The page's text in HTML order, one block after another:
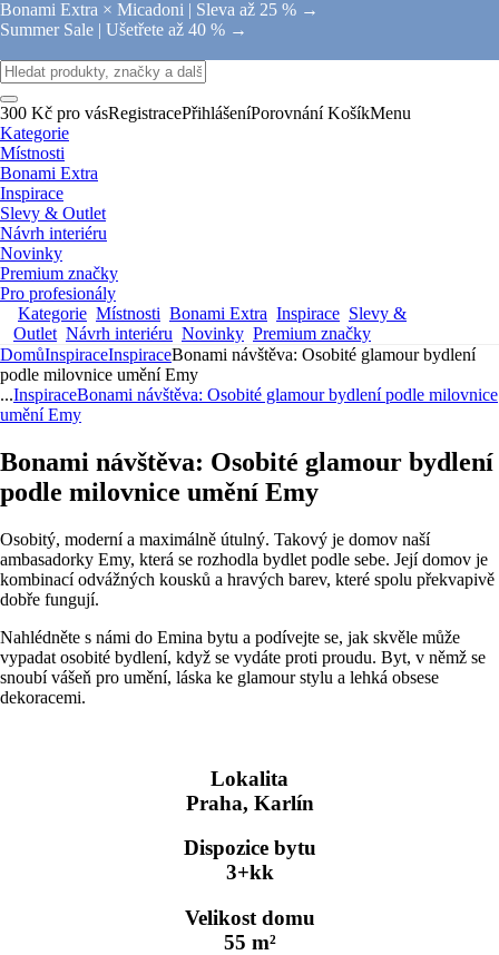
Bonami Extra × Micadoni | Sleva až 25 % →
Summer Sale | Ušetřete až 40 % →
300 Kč pro vásRegistracePřihlášeníPorovnání KošíkMenu
Kategorie
Místnosti
Bonami Extra
Inspirace
Slevy & Outlet
Návrh interiéru
Novinky
Premium značky
Pro profesionály
Kategorie Místnosti Bonami Extra Inspirace Slevy &
Outlet Návrh interiéru Novinky Premium značky
DomůInspiraceInspiraceBonami návštěva: Osobité glamour bydlení
podle milovnice umění Emy
...InspiraceBonami návštěva: Osobité glamour bydlení podle milovnice
umění Emy
Bonami návštěva: Osobité glamour bydlení
podle milovnice umění Emy
Osobitý, moderní a maximálně útulný. Takový je domov naší
ambasadorky Emy, která se rozhodla bydlet podle sebe. Její domov je
kombinací odvážných kousků a hravých barev, které spolu překvapivě
dobře fungují.
Nahlédněte s námi do Emina bytu a podívejte se, jak skvěle může
vypadat osobité bydlení, když se vydáte proti proudu. Byt, v němž se
snoubí vášeň pro umění, láska ke glamour stylu a lehká obsese
dekoracemi.
Lokalita
Praha, Karlín
Dispozice bytu
3+kk
Velikost domu
55 m²